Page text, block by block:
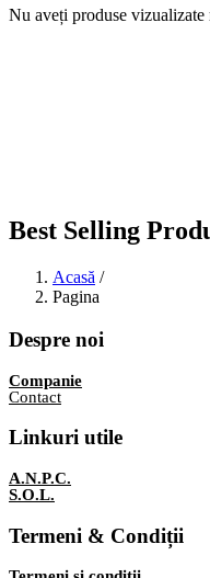
Nu aveți produse vizualizate
Best Selling
Acasă /
Pagina
Despre noi
Companie
Contact
Linkuri utile
A.N.P.C.
S.O.L.
Termeni & Condiții